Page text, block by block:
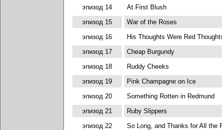
эпизод 14
At First Blush
эпизод 15
War of the Roses
эпизод 16
His Thoughts Were Red
эпизод 17
Cheap Burgundy
эпизод 18
Ruddy Cheeks
эпизод 19
Pink Champagne on Ice
эпизод 20
Something Rotten in Redmund
эпизод 21
Ruby Slippers
эпизод 22
So Long, and Thanks for All the